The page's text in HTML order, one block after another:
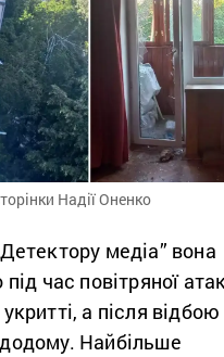
Надії Оненко
медіа” вона
час повітряної
а після відбою
Найбільше